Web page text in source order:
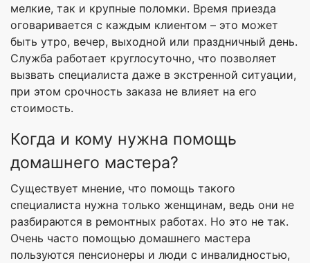
мелкие, так и крупные поломки. Время приезда
оговаривается с каждым клиентом – это может
быть утро, вечер, выходной или праздничный день.
Служба работает круглосуточно, что позволяет
вызвать специалиста даже в экстренной ситуации,
при этом срочность заказа не влияет на его
стоимость.
Когда и кому нужна помощь
домашнего мастера?
Существует мнение, что помощь такого
специалиста нужна только женщинам, ведь они не
разбираются в ремонтных работах. Но это не так.
Очень часто помощью домашнего мастера
пользуются пенсионеры и люди с инвалидностью,